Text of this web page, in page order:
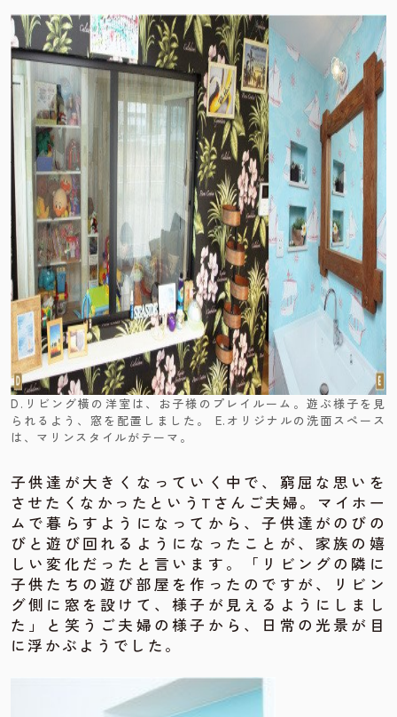
D.リビング横の洋室は、お子様のプレイルーム。遊ぶ様子を見
られるよう、窓を配置しました。 E.オリジナルの洗面スペース
は、マリンスタイルがテーマ。
子供達が大きくなっていく中で、窮屈な思いを
させたくなかったというTさんご夫婦。マイホー
ムで暮らすようになってから、子供達がのびの
びと遊び回れるようになったことが、家族の嬉
しい変化だったと言います。「リビングの隣に
子供たちの遊び部屋を作ったのですが、リビン
グ側に窓を設けて、様子が見えるようにしまし
た」と笑うご夫婦の様子から、日常の光景が目
に浮かぶようでした。